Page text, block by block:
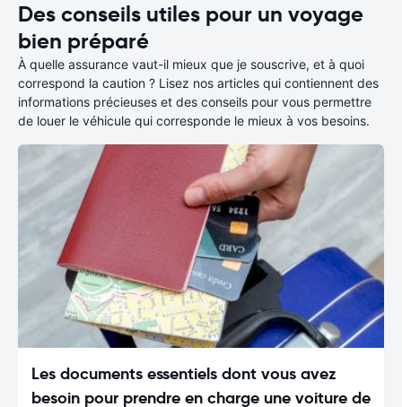
Des conseils utiles pour un voyage
bien préparé
À quelle assurance vaut-il mieux que je souscrive, et à quoi
correspond la caution ? Lisez nos articles qui contiennent des
informations précieuses et des conseils pour vous permettre
de louer le véhicule qui corresponde le mieux à vos besoins.
Les documents essentiels dont vous avez
besoin pour prendre en charge une voiture de